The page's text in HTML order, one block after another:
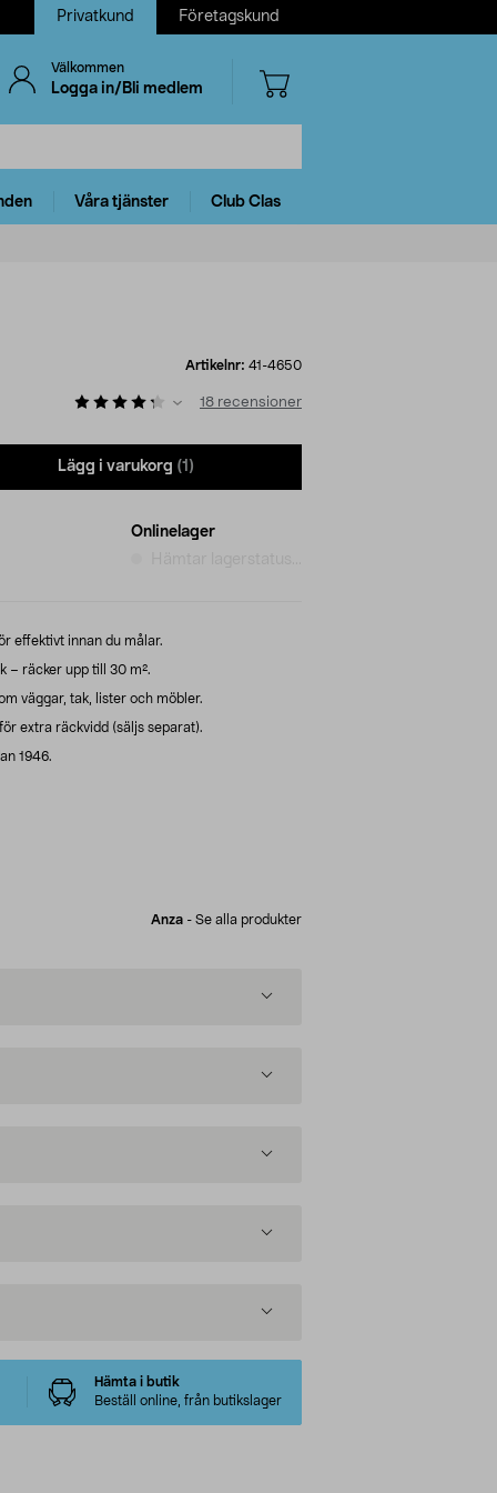
Privatkund Företagskund
Välkommen
Logga in/Bli medlem
Våra tjänster Club Clas
Artikelnr: 41-4650
18 recensioner
Lägg i varukorg (1)
Onlinelager
effektivt innan du målar.
– räcker upp till 30 m².
väggar, tak, lister och möbler.
extra räckvidd (säljs separat).
1946.
Anza - Se alla produkter
Hämta i butik
Beställ online, från butikslager